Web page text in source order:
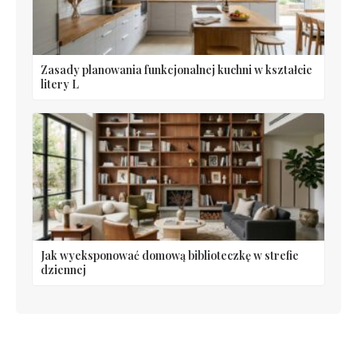
Zasady planowania funkcjonalnej kuchni w kształcie
litery L
Jak wyeksponować domową biblioteczkę w strefie
dziennej